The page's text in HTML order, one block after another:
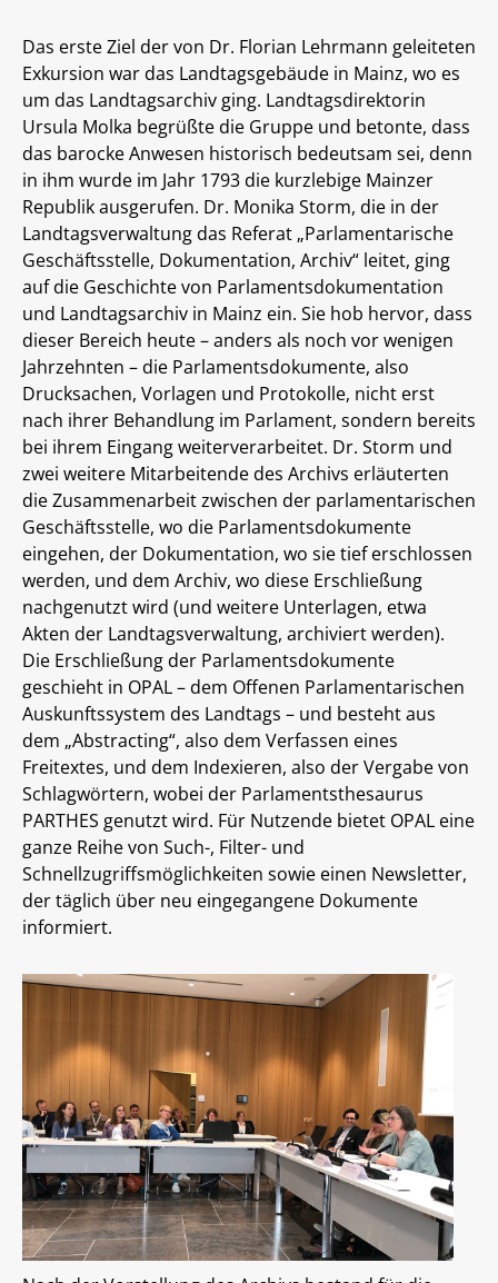
Das erste Ziel der von Dr. Florian Lehrmann geleiteten
Exkursion war das Landtagsgebäude in Mainz, wo es
um das Landtagsarchiv ging. Landtagsdirektorin
Ursula Molka begrüßte die Gruppe und betonte, dass
das barocke Anwesen historisch bedeutsam sei, denn
in ihm wurde im Jahr 1793 die kurzlebige Mainzer
Republik ausgerufen. Dr. Monika Storm, die in der
Landtagsverwaltung das Referat „Parlamentarische
Geschäftsstelle, Dokumentation, Archiv“ leitet, ging
auf die Geschichte von Parlamentsdokumentation
und Landtagsarchiv in Mainz ein. Sie hob hervor, dass
dieser Bereich heute – anders als noch vor wenigen
Jahrzehnten – die Parlamentsdokumente, also
Drucksachen, Vorlagen und Protokolle, nicht erst
nach ihrer Behandlung im Parlament, sondern bereits
bei ihrem Eingang weiterverarbeitet. Dr. Storm und
zwei weitere Mitarbeitende des Archivs erläuterten
die Zusammenarbeit zwischen der parlamentarischen
Geschäftsstelle, wo die Parlamentsdokumente
eingehen, der Dokumentation, wo sie tief erschlossen
werden, und dem Archiv, wo diese Erschließung
nachgenutzt wird (und weitere Unterlagen, etwa
Akten der Landtagsverwaltung, archiviert werden).
Die Erschließung der Parlamentsdokumente
geschieht in OPAL – dem Offenen Parlamentarischen
Auskunftssystem des Landtags – und besteht aus
dem „Abstracting“, also dem Verfassen eines
Freitextes, und dem Indexieren, also der Vergabe von
Schlagwörtern, wobei der Parlamentsthesaurus
PARTHES genutzt wird. Für Nutzende bietet OPAL eine
ganze Reihe von Such-, Filter- und
Schnellzugriffsmöglichkeiten sowie einen Newsletter,
der täglich über neu eingegangene Dokumente
informiert.